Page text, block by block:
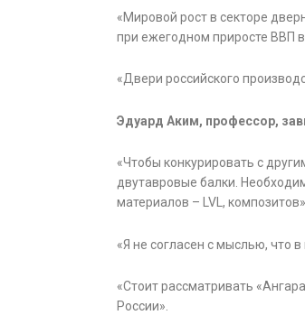
«Мировой рост в секторе
при ежегодном приросте ВВП в
«Двери российского
Эдуард Аким, профессор,
«Чтобы конкурировать с
двутавровые балки.
материалов – LVL,
«Я не согласен с мыслью, что
«Стоит рассматривать
России».